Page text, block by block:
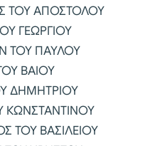
ΤΟΥ ΑΠΟΣΤΟΛΟΥ
ΓΕΩΡΓΙΟΥ
ΤΟΥ ΠΑΥΛΟΥ
ΒΑΙΟΥ
ΔΗΜΗΤΡΙΟΥ
ΚΩΝΣΤΑΝΤΙΝΟΥ
ΤΟΥ ΒΑΣΙΛΕΙΟΥ